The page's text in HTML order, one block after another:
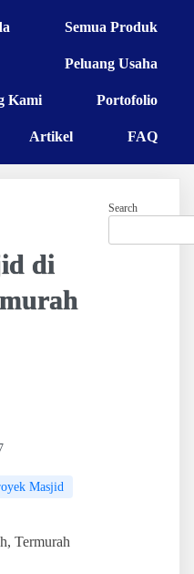
Semua Produk
Peluang Usaha
Kami Portofolio
Artikel FAQ
di
Masjid
Termurah
Search